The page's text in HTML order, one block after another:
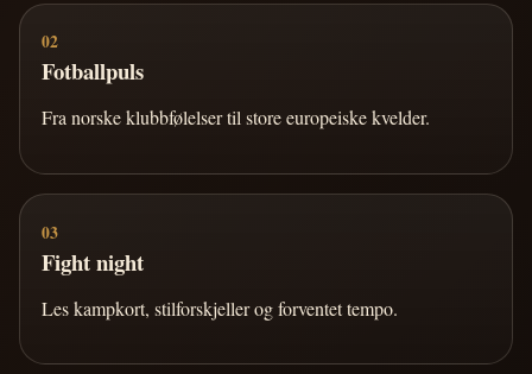
02
Fotballpuls
Fra norske klubbfølelser til store europeiske kvelder.
03
Fight night
Les kampkort, stilforskjeller og forventet tempo.